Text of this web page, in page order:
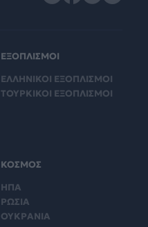
ΕΞΟΠΛΙΣΜΟΙ
ΕΛΛΗΝΙΚΟΙ ΕΞΟΠΛΙΣΜΟΙ
ΤΟΥΡΚΙΚΟΙ ΕΞΟΠΛΙΣΜΟΙ
ΚΟΣΜΟΣ
ΗΠΑ
ΡΩΣΙΑ
ΟΥΚΡΑΝΙΑ